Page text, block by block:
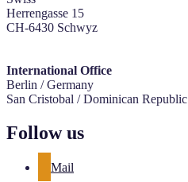
Herrengasse 15
CH-6430 Schwyz
International Office
Berlin / Germany
San Cristobal / Dominican Republic
Follow us
Mail